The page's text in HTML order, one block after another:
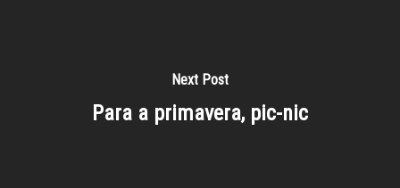
Next Post
Para a primavera, pic-nic